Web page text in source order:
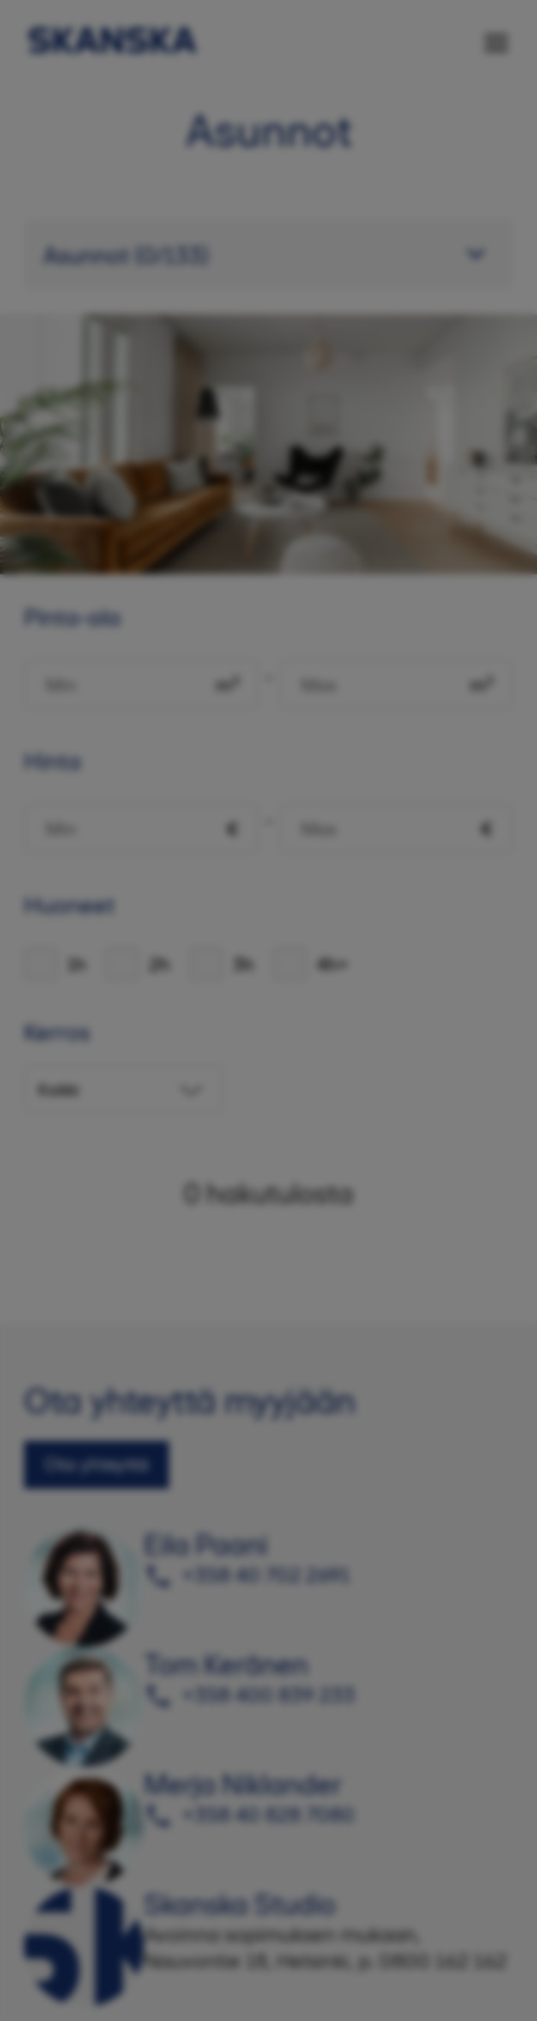
Asunnot
Pinta-ala
m² m²
Hinta
€ €
Huoneet
1h 2h 3h 4h+
Kerros
hakutulosta
Ota yhteyttä myyjään
Ota yhteyttä
Eila Paani
+358 40 702 2691
Tom Keränen
+358 400 839 233
Merja Niklander
+358 40 828 7080
Skanska Studio
Avoinna sopimuksen mukaan,
Nauvontie 18, Helsinki, p. 0800 162 162